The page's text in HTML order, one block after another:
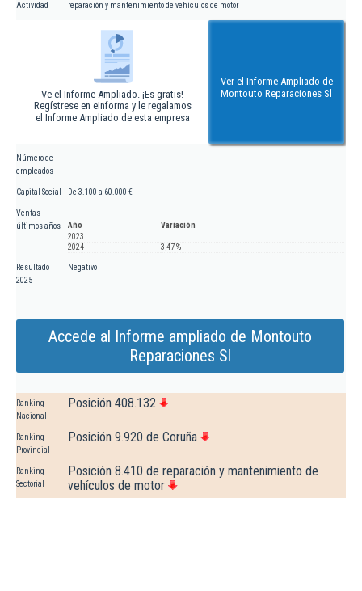
Actividad reparación y mantenimiento de vehículos de motor
Ve el Informe Ampliado. ¡Es gratis!
Regístrese en eInforma y le regalamos
el Informe Ampliado de esta empresa
Ver el Informe Ampliado de
Montouto Reparaciones Sl
Número de
empleados
Capital Social De 3.100 a 60.000 €
Ventas
últimos años
Año
Variación
2023
2024
3,47 %
Resultado
2025
Negativo
Accede al Informe ampliado de Montouto
Reparaciones Sl
Ranking
Nacional
Posición 408.132
Ranking
Provincial
Posición 9.920 de Coruña
Ranking
Sectorial
Posición 8.410 de reparación y mantenimiento de
vehículos de motor